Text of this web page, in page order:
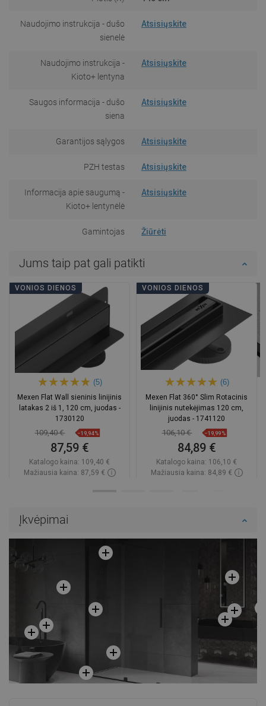
Naudojimo instrukcija - dušo
sienelė
Atsisiųskite
Naudojimo instrukcija -
Kioto+ lentyna
Atsisiųskite
Saugos informacija - dušo
siena
Atsisiųskite
Garantijos sąlygos Atsisiųskite
PZH testas Atsisiųskite
Informacija apie saugumą -
Kioto+ lentynėlė
Atsisiųskite
Gamintojas Žiūrėti
Jums taip pat gali patikti
VONIOS DIENOS
(5)
Mexen Flat Wall sieninis linijinis
latakas 2 iš 1, 120 cm, juodas -
1730120
109,40 € −19,94%
87,59 €
Katalogo kaina: 109,40 €
Mažiausia kaina: 87,59 €
VONIOS DIENOS
(6)
Mexen Flat 360° Slim Rotacinis
linijinis nutekėjimas 120 cm,
juodas - 1741120
106,10 € −19,99%
84,89 €
Katalogo kaina: 106,10 €
Mažiausia kaina: 84,89 €
Įkvėpimai